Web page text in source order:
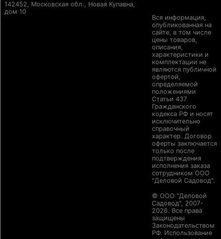
142452, Московская обл., Новая Купавна,
дом 10
Вся информация,
опубликованная на
сайте, в том числе
цены товаров,
описания,
характеристики и
комплектации не
являются публичной
офертой,
определяемой
положениями
Статьи 437
Гражданского
кодекса РФ и носят
исключительно
справочный
характер. Договор
оферты заключается
только после
подтверждения
исполнения заказа
сотрудником ООО
"Деловой Садовод".
© ООО "Деловой
Садовод", 2007-
2026. Все права
защищены
Законодательством
РФ. Использование